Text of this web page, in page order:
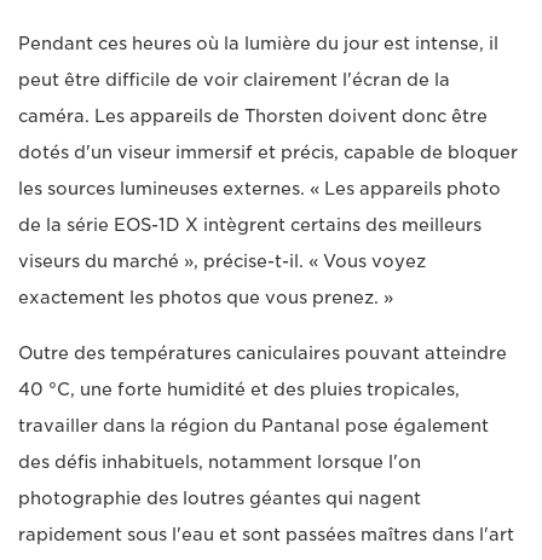
Pendant ces heures où la lumière du jour est intense, il
peut être difficile de voir clairement l'écran de la
caméra. Les appareils de Thorsten doivent donc être
dotés d'un viseur immersif et précis, capable de bloquer
les sources lumineuses externes. « Les appareils photo
de la série EOS-1D X intègrent certains des meilleurs
viseurs du marché », précise-t-il. « Vous voyez
exactement les photos que vous prenez. »
Outre des températures caniculaires pouvant atteindre
40 °C, une forte humidité et des pluies tropicales,
travailler dans la région du Pantanal pose également
des défis inhabituels, notamment lorsque l'on
photographie des loutres géantes qui nagent
rapidement sous l'eau et sont passées maîtres dans l'art